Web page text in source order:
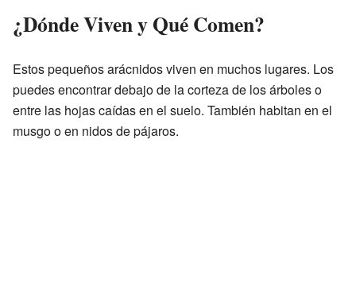
¿Dónde Viven y Qué Comen?
Estos pequeños arácnidos viven en muchos lugares. Los
puedes encontrar debajo de la corteza de los árboles o
entre las hojas caídas en el suelo. También habitan en el
musgo o en nidos de pájaros.